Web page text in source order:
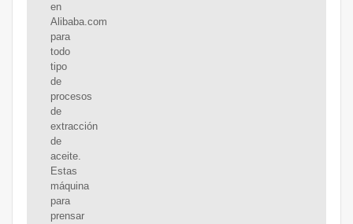
en
Alibaba.com
para
todo
tipo
de
procesos
de
extracción
de
aceite.
Estas
máquina
para
prensar